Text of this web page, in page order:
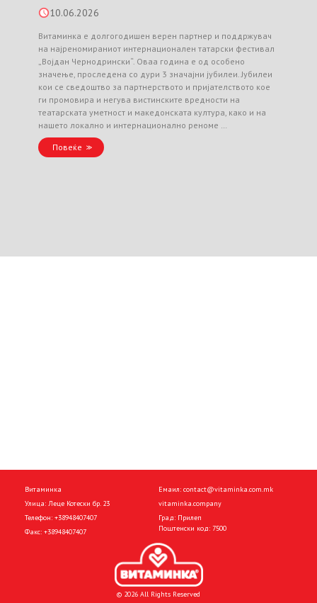
10.06.2026
Витаминка е долгогодишен верен партнер и поддржувач
на најреномираниот интернационален татарски фестивал
„Војдан Чернодрински“. Оваа година е од особено
значење, проследена со дури 3 значајни јубилеи. Јубилеи
кои се сведоштво за партнерството и пријателството кое
ги промовира и негува вистинските вредности на
театарската уметност и македонската култура, како и на
нашето локално и интернационално реноме …
Повеќе
Витаминка
Улица: Леце Котески бр. 23
Телефон: +38948407407
Факс: +38948407407
Емаил: contact@vitaminka.com.mk
vitaminka.company
Град: Прилеп
Поштенски код: 7500
© 2026 All Rights Reserved